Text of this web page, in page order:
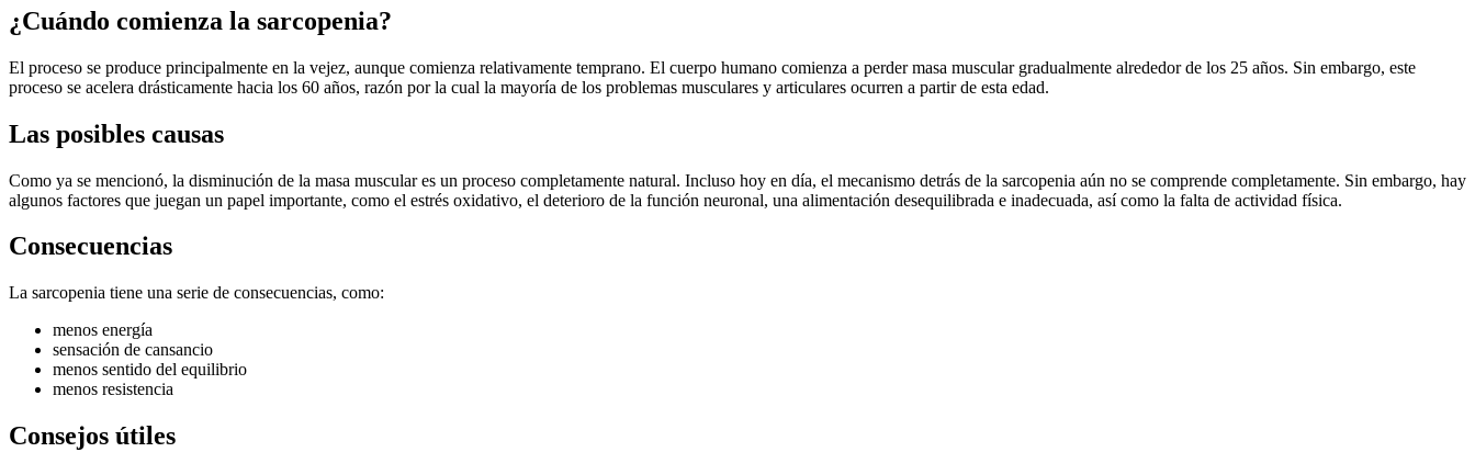
¿Cuándo comienza la sarcopenia?
El proceso se produce principalmente en la vejez, aunque comienza relativamente temprano. El cuerpo humano comienza a perder masa muscular gradualmente alrededor de los 25 años. Sin embargo, este
proceso se acelera drásticamente hacia los 60 años, razón por la cual la mayoría de los problemas musculares y articulares ocurren a partir de esta edad.
Las posibles causas
Como ya se mencionó, la disminución de la masa muscular es un proceso completamente natural. Incluso hoy en día, el mecanismo detrás de la sarcopenia aún no se comprende completamente. Sin embargo, hay
algunos factores que juegan un papel importante, como el estrés oxidativo, el deterioro de la función neuronal, una alimentación desequilibrada e inadecuada, así como la falta de actividad física.
Consecuencias
La sarcopenia tiene una serie de consecuencias, como:
menos energía
sensación de cansancio
menos sentido del equilibrio
menos resistencia
Consejos útiles